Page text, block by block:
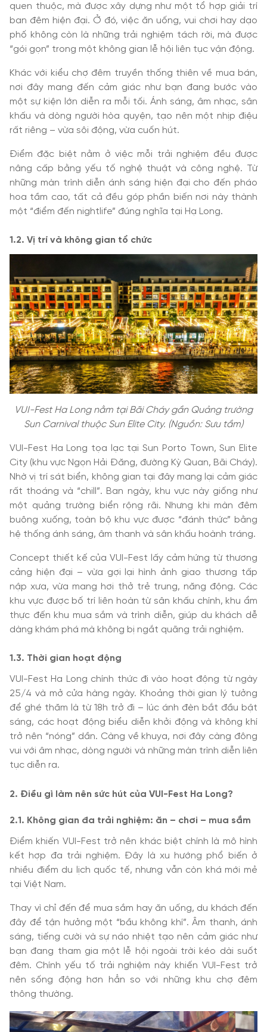
quen thuộc, mà được xây dựng như một tổ hợp giải trí
ban đêm hiện đại. Ở đó, việc ăn uống, vui chơi hay dạo
phố không còn là những trải nghiệm tách rời, mà được
“gói gọn” trong một không gian lễ hội liên tục vận động.
Khác với kiểu chợ đêm truyền thống thiên về mua bán,
nơi đây mang đến cảm giác như bạn đang bước vào
một sự kiện lớn diễn ra mỗi tối. Ánh sáng, âm nhạc, sân
khấu và dòng người hòa quyện, tạo nên một nhịp điệu
rất riêng – vừa sôi động, vừa cuốn hút.
Điểm đặc biệt nằm ở việc mỗi trải nghiệm đều được
nâng cấp bằng yếu tố nghệ thuật và công nghệ. Từ
những màn trình diễn ánh sáng hiện đại cho đến pháo
hoa tầm cao, tất cả đều góp phần biến nơi này thành
một “điểm đến nightlife” đúng nghĩa tại Hạ Long.
1.2. Vị trí và không gian tổ chức
VUI-Fest Ha Long nằm tại Bãi Cháy gần Quảng trường
Sun Carnival thuộc Sun Elite City. (Nguồn: Sưu tầm)
VUI-Fest Ha Long tọa lạc tại Sun Porto Town, Sun Elite
City (khu vực Ngọn Hải Đăng, đường Kỳ Quan, Bãi Cháy).
Nhờ vị trí sát biển, không gian tại đây mang lại cảm giác
rất thoáng và “chill”. Ban ngày, khu vực này giống như
một quảng trường biển rộng rãi. Nhưng khi màn đêm
buông xuống, toàn bộ khu vực được “đánh thức” bằng
hệ thống ánh sáng, âm thanh và sân khấu hoành tráng.
Concept thiết kế của VUI-Fest lấy cảm hứng từ thương
cảng hiện đại – vừa gợi lại hình ảnh giao thương tấp
nập xưa, vừa mang hơi thở trẻ trung, năng động. Các
khu vực được bố trí liên hoàn từ sân khấu chính, khu ẩm
thực đến khu mua sắm và trình diễn, giúp du khách dễ
dàng khám phá mà không bị ngắt quãng trải nghiệm.
1.3. Thời gian hoạt động
VUI-Fest Ha Long chính thức đi vào hoạt động từ ngày
25/4 và mở cửa hàng ngày. Khoảng thời gian lý tưởng
để ghé thăm là từ 18h trở đi – lúc ánh đèn bắt đầu bật
sáng, các hoạt động biểu diễn khởi động và không khí
trở nên “nóng” dần. Càng về khuya, nơi đây càng đông
vui với âm nhạc, dòng người và những màn trình diễn liên
tục diễn ra.
2. Điều gì làm nên sức hút của VUI-Fest Ha Long?
2.1. Không gian đa trải nghiệm: ăn – chơi – mua sắm
Điểm khiến VUI-Fest trở nên khác biệt chính là mô hình
kết hợp đa trải nghiệm. Đây là xu hướng phổ biến ở
nhiều điểm du lịch quốc tế, nhưng vẫn còn khá mới mẻ
tại Việt Nam.
Thay vì chỉ đến để mua sắm hay ăn uống, du khách đến
đây để tận hưởng một “bầu không khí”. Âm thanh, ánh
sáng, tiếng cười và sự náo nhiệt tạo nên cảm giác như
bạn đang tham gia một lễ hội ngoài trời kéo dài suốt
đêm. Chính yếu tố trải nghiệm này khiến VUI-Fest trở
nên sống động hơn hẳn so với những khu chợ đêm
thông thường.